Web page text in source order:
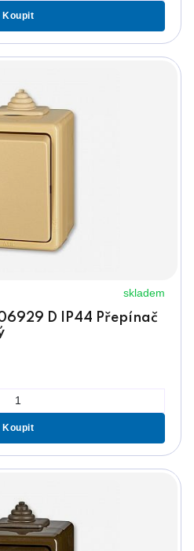
Koupit
skladem
D IP44 Přepínač
Koupit